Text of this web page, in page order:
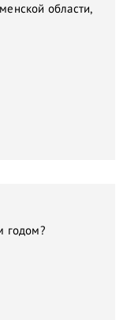
области,
годом?